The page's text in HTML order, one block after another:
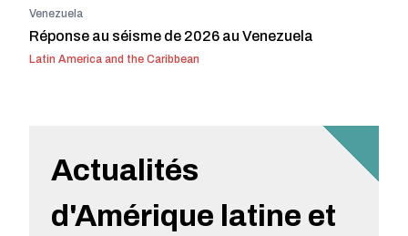
Venezuela
Réponse au séisme de 2026 au Venezuela
Latin America and the Caribbean
Actualités
d'Amérique latine et